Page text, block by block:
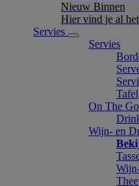
Nieuw Binnen
Hier vind je al
Servies
Servies
On The Go
Wijn- en